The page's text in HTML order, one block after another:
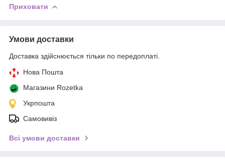
Приховати
Умови доставки
Доставка здійснюється тільки по передоплаті.
Нова Пошта
Магазини Rozetka
Укрпошта
Самовивіз
Всі умови доставки